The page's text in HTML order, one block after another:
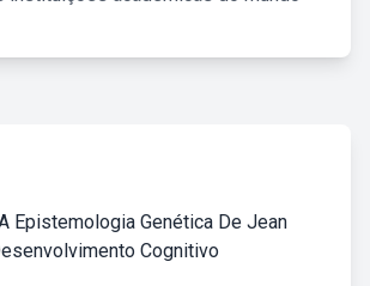
Epistemologia Genética De Jean
Cognitivo